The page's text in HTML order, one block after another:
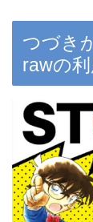
つづき
rawの利